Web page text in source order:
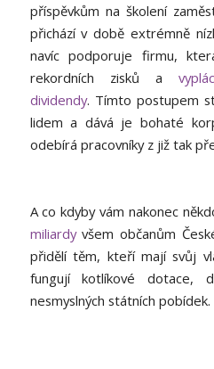
příspěvkům na školení
přichází v době extrémně
navíc podporuje firmu,
rekordních zisků a
dividendy. Tímto postupem
lidem a dává je bohaté
odebírá pracovníky z již tak
A co kdyby vám nakonec
miliardyvšem občanům
přidělí těm, kteří mají svůj
fungují kotlíkové dotace,
nesmyslných státních pobídek.